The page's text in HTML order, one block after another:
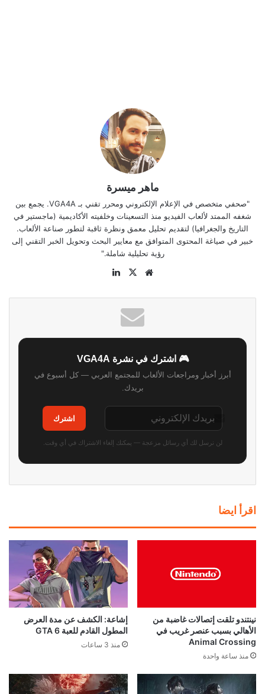
ماهر ميسرة
"صحفي متخصص في الإعلام الإلكتروني ومحرر تقني بـ VGA4A. يجمع بين
شغفه الممتد لألعاب الفيديو منذ التسعينات وخلفيته الأكاديمية (ماجستير في
التاريخ والجغرافيا) لتقديم تحليل معمق ونظرة ثاقبة لتطور صناعة الألعاب.
خبير في صياغة المحتوى المتوافق مع معايير البحث وتحويل الخبر التقني إلى
رؤية تحليلية شاملة."
موقع
‫X
🎮 اشترك في نشرة VGA4A
أبرز أخبار ومراجعات الألعاب للمجتمع العربي — كل أسبوع في
بريدك.
اشترك
لن نرسل لك أي رسائل مزعجة — يمكنك إلغاء الاشتراك في أي وقت.
اقرأ ايضا
نينتندو تلقت إتصالات غاضبة من
الأهالي بسبب عنصر غريب في
Animal Crossing
منذ ساعة واحدة
إشاعة: الكشف عن مدة العرض
المطول القادم للعبة GTA 6
منذ 3 ساعات